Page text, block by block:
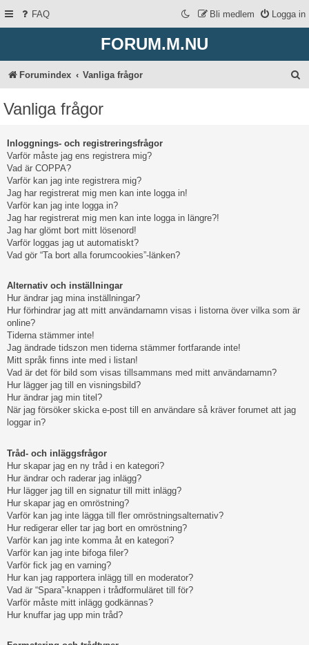
FAQ Logga in
Bli medlem
FORUM.M.NU
Forumindex Vanliga frågor
Vanliga frågor
Inloggnings- och registreringsfrågor
Varför måste jag ens registrera mig?
Vad är COPPA?
Varför kan jag inte registrera mig?
Jag har registrerat mig men kan inte logga in!
Varför kan jag inte logga in?
Jag har registrerat mig men kan inte logga in längre?!
Jag har glömt bort mitt lösenord!
Varför loggas jag ut automatiskt?
Vad gör “Ta bort alla forumcookies”-länken?
Alternativ och inställningar
Hur ändrar jag mina inställningar?
Hur förhindrar jag att mitt användarnamn visas i listorna över vilka som är
online?
Tiderna stämmer inte!
Jag ändrade tidszon men tiderna stämmer fortfarande inte!
Mitt språk finns inte med i listan!
Vad är det för bild som visas tillsammans med mitt användarnamn?
Hur lägger jag till en visningsbild?
Hur ändrar jag min titel?
När jag försöker skicka e-post till en användare så kräver forumet att jag
loggar in?
Tråd- och inläggsfrågor
Hur skapar jag en ny tråd i en kategori?
Hur ändrar och raderar jag inlägg?
Hur lägger jag till en signatur till mitt inlägg?
Hur skapar jag en omröstning?
Varför kan jag inte lägga till fler omröstningsalternativ?
Hur redigerar eller tar jag bort en omröstning?
Varför kan jag inte komma åt en kategori?
Varför kan jag inte bifoga filer?
Varför fick jag en varning?
Hur kan jag rapportera inlägg till en moderator?
Vad är “Spara”-knappen i trådformuläret till för?
Varför måste mitt inlägg godkännas?
Hur knuffar jag upp min tråd?